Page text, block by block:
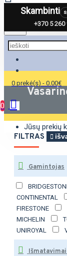
Menu
0 prekė(s) - 0.00€
0
Jūsų prekių
Skambinti
+370 5 260
FILTRAS
Gamintojas
CONTINENTAL
FIRESTONE
MICHELIN
UNIROYAL